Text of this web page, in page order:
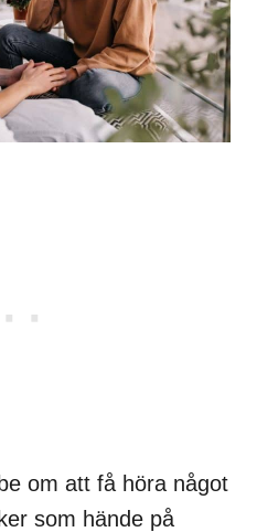
om att få höra något
som hände på